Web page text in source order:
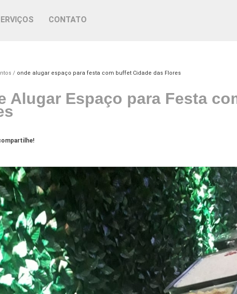
CONTATO
onde alugar espaço para festa com buffet Cidade das Flores
Alugar Espaço para Festa